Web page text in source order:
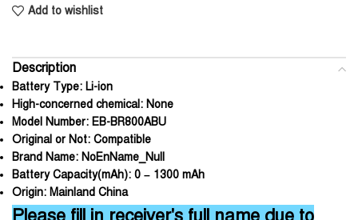
Add to wishlist
Description
Battery Type: Li-ion
High-concerned chemical: None
Model Number: EB-BR800ABU
Original or Not: Compatible
Brand Name: NoEnName_Null
Battery Capacity(mAh): 0 – 1300 mAh
Origin: Mainland China
Please fill in receiver's full name due to